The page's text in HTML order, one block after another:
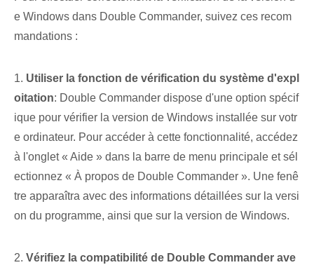
e Windows dans Double Commander, suivez ces recom
mandations :
1. Utiliser la fonction de vérification du système d'expl
oitation: Double Commander dispose d'une option spécif
ique pour vérifier la version de Windows installée sur votr
e ordinateur. Pour accéder à cette fonctionnalité, accédez
à l'onglet « Aide » dans la barre de menu principale et sél
ectionnez « À propos de Double Commander ». Une fenê
tre apparaîtra avec des informations détaillées sur la versi
on du programme, ainsi que sur la version de Windows.
2. Vérifiez la compatibilité de Double Commander ave